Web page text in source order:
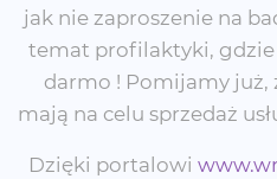
jak nie zaproszenie na
temat profilaktyki, gdzie
darmo ! Pomijamy już,
mają na celu sprzedaż
Dzięki portalowi